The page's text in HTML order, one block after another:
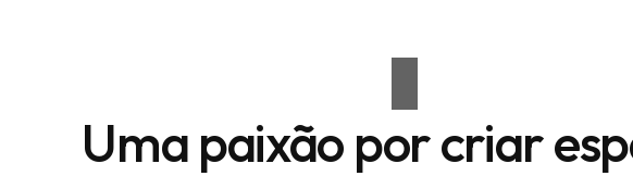
Uma paixão por criar